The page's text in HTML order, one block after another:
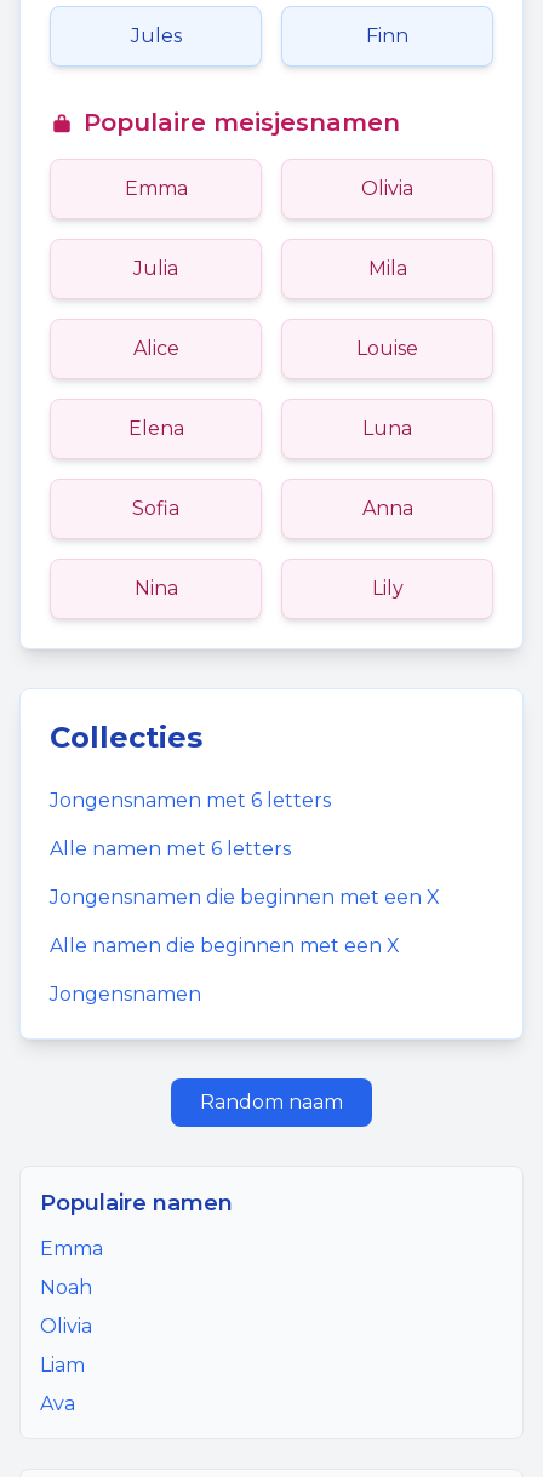
Jules Finn
Populaire meisjesnamen
Emma Olivia
Julia Mila
Alice Louise
Elena Luna
Sofia Anna
Nina Lily
Collecties
Jongensnamen met 6 letters
Alle namen met 6 letters
Jongensnamen die beginnen met een X
Alle namen die beginnen met een X
Jongensnamen
Random naam
Populaire namen
Emma
Noah
Olivia
Liam
Ava